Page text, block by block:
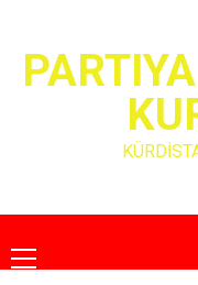
content
Primary
Menu